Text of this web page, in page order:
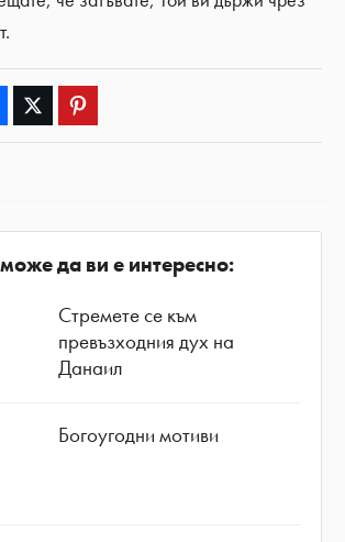
Facebook Twitter
да ви е интересно:
Стремете се към
превъзходния дух на
Данаил
Богоугодни мотиви